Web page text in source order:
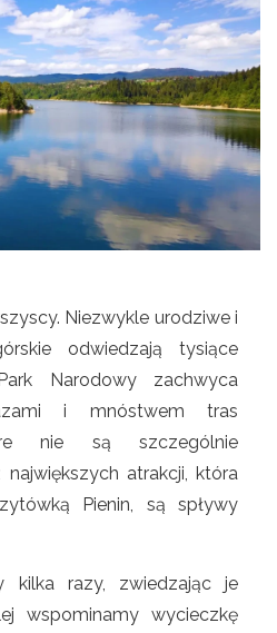
Niezwykle urodziwe i
odwiedzają tysiące
Narodowy zachwyca
i mnóstwem tras
nie są szczególnie
atrakcji, która
Pienin, są spływy
kilka razy, zwiedzając je
wspominamy wycieczkę